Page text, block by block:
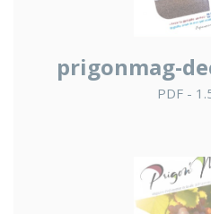
prigonmag-
PDF -